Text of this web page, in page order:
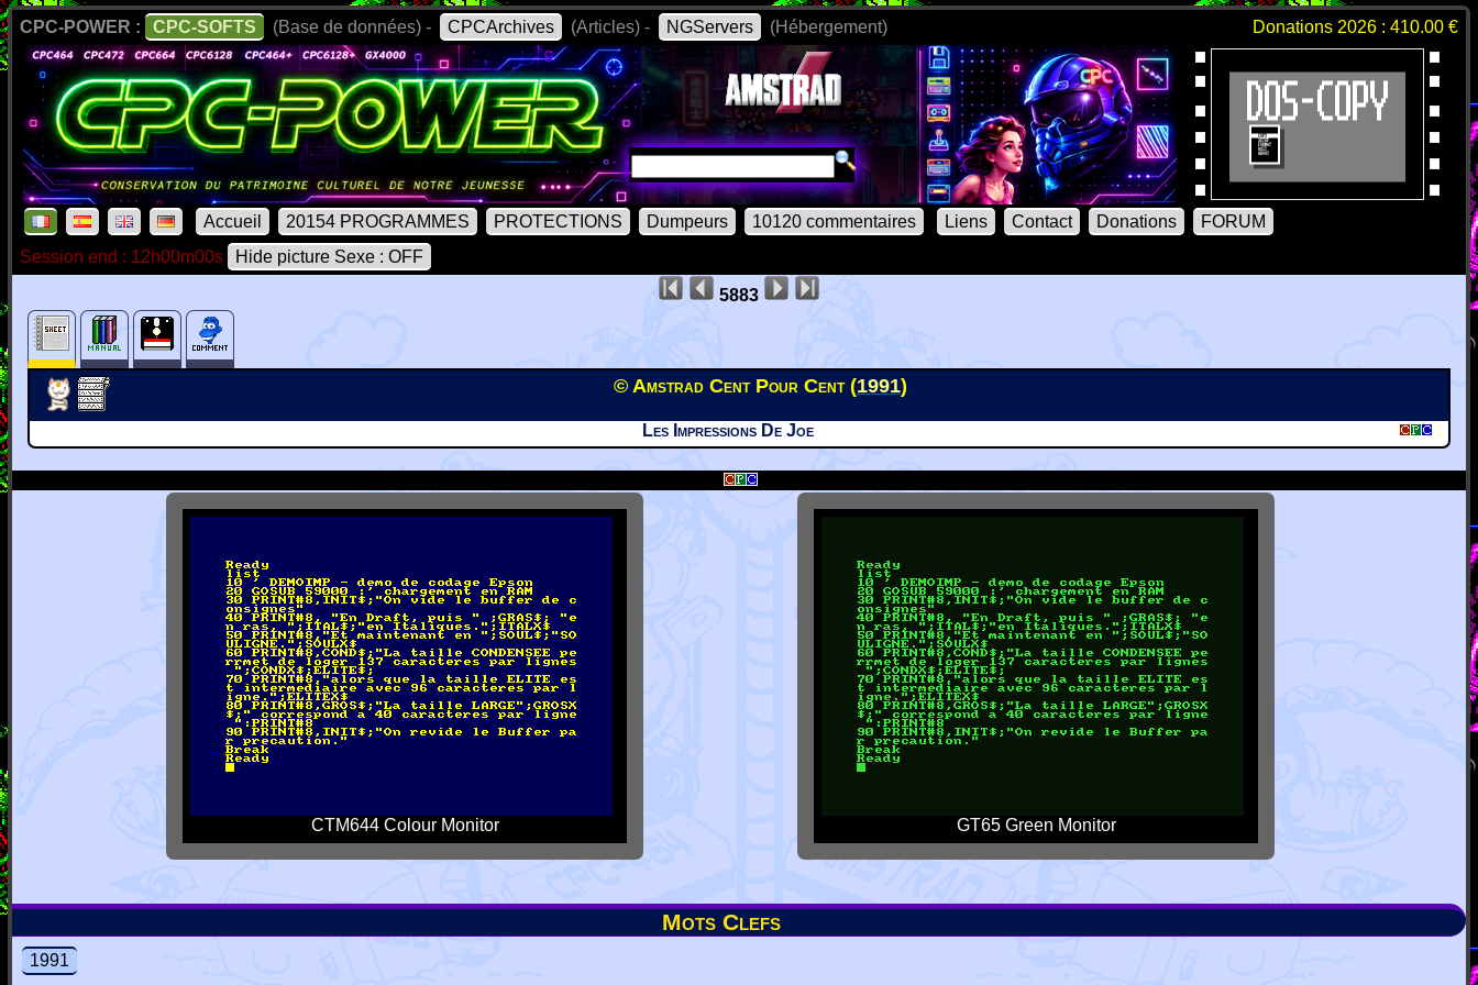
CPC-POWER : CPC-SOFTS (Base de données) - CPCArchives (Articles) - NGServers (Hébergement) Donations 2026 : 410.00 €
Accueil 20154 PROGRAMMES PROTECTIONS Dumpeurs 10120 commentaires Liens Contact Donations
FORUM
Session end : 12h00m00s
Hide picture Sexe : OFF
5883
© Amstrad Cent Pour Cent (1991)
Les Impressions De Joe
CTM644 Colour Monitor GT65 Green Monitor
Mots Clefs
1991